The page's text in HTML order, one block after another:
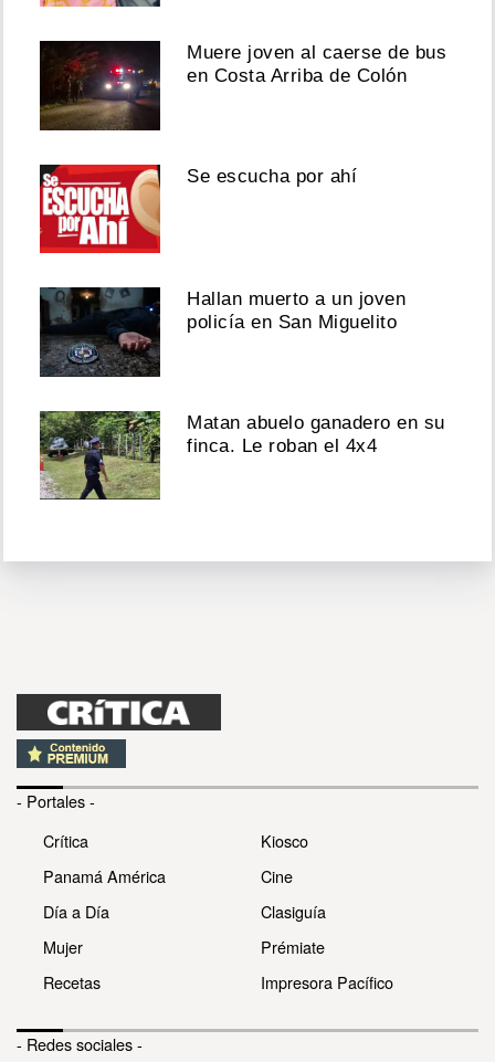
Muere joven al caerse de bus
en Costa Arriba de Colón
Se escucha por ahí
Hallan muerto a un joven
policía en San Miguelito
Matan abuelo ganadero en su
finca. Le roban el 4x4
- Portales -
Crítica
Panamá América
Día a Día
Mujer
Recetas
Kiosco
Cine
Clasiguía
Prémiate
Impresora Pacífico
- Redes sociales -